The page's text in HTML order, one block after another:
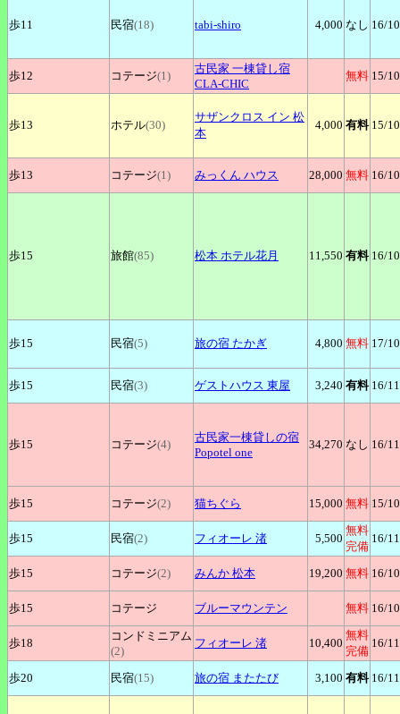
歩11 民宿(18) tabi‐shiro 4,000 なし 16/10
歩12 コテージ(1)
古民家 一棟貸し宿
CLA-CHIC
無料 15/10
歩13 ホテル(30)
サザンクロス イン 松
本
4,000 有料 15/10
歩13 コテージ(1) みっくん ハウス 28,000 無料 16/10
歩15 旅館(85) 松本 ホテル花月 11,550 有料 16/10
歩15 民宿(5) 旅の宿 たかぎ 4,800 無料 17/10
歩15 民宿(3) ゲストハウス 東屋 3,240 有料 16/11
歩15 コテージ(4)
古民家一棟貸しの宿
Popotel one
34,270 なし 16/11
歩15 コテージ(2) 猫ちぐら 15,000 無料 15/10
歩15 民宿(2) フィオーレ 渚 5,500
無料
完備
16/11
歩15 コテージ(2) みんか 松本 19,200 無料 16/10
歩15 コテージ ブルーマウンテン 無料 16/10
歩18
コンドミニアム
(2)
フィオーレ 渚 10,400
無料
完備
16/11
歩20 民宿(15) 旅の宿 またたび 3,100 有料 16/11